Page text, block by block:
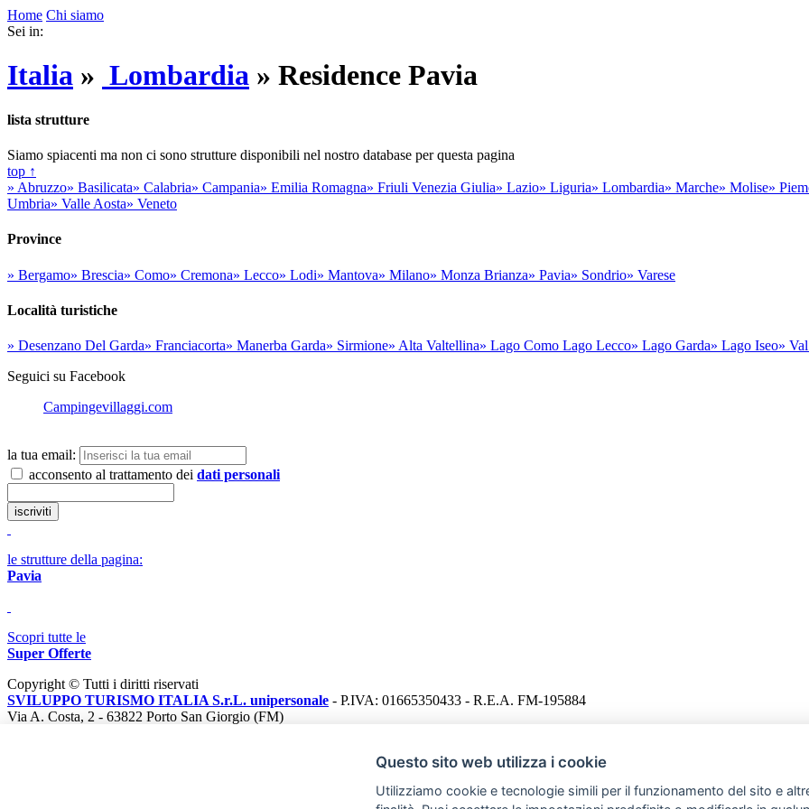
Home Chi siamo
Sei in:
Italia » Lombardia » Residence Pavia
lista strutture
Siamo spiacenti ma non ci sono strutture disponibili nel nostro database per questa pagina
top ↑
» Abruzzo» Basilicata» Calabria» Campania» Emilia Romagna» Friuli Venezia Giulia» Lazio» Liguria» Lombardia» Marche» Molise»
Umbria» Valle Aosta» Veneto
Province
» Bergamo» Brescia» Como» Cremona» Lecco» Lodi» Mantova» Milano» Monza Brianza» Pavia» Sondrio» Varese
Località turistiche
» Desenzano Del Garda» Franciacorta» Manerba Garda» Sirmione» Alta Valtellina» Lago Como Lago Lecco» Lago Garda» Lago Iseo»
Seguici su Facebook
Campingevillaggi.com
la tua email:
acconsento al trattamento dei dati personali
le strutture della pagina:
Pavia
Scopri tutte le
Super Offerte
Copyright © Tutti i diritti riservati
SVILUPPO TURISMO ITALIA S.r.L. unipersonale - P.IVA: 01665350433 - R.E.A. FM-195884
Via A. Costa, 2 - 63822 Porto San Giorgio (FM)
Questo sito web utilizza i cookie
Utilizziamo cookie e tecnologie simili per il funzionamento del sito e